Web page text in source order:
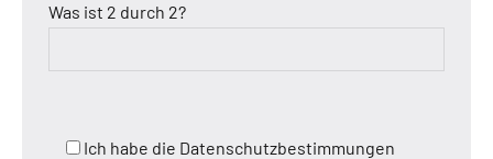
Was ist 2 durch 2?
Ich habe die Datenschutzbestimmungen